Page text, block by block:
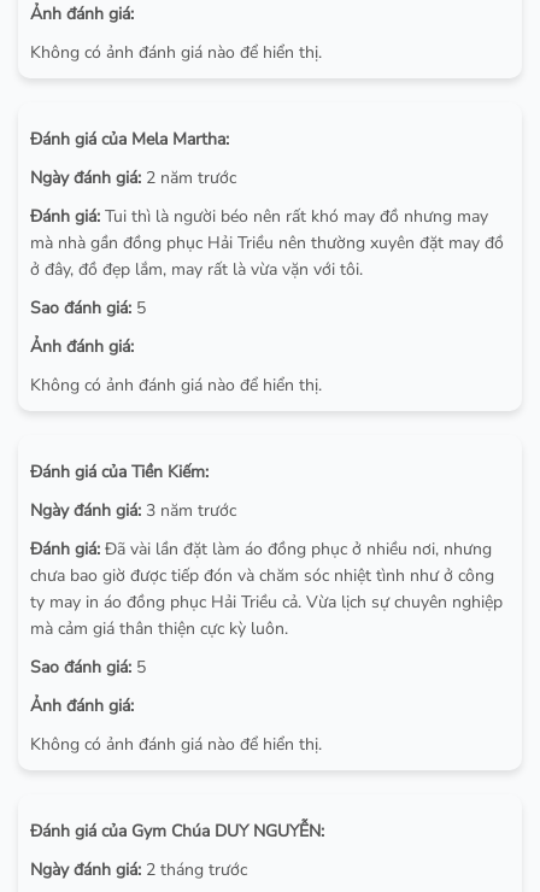
Ảnh đánh giá:
Không có ảnh đánh giá nào để hiển thị.
Đánh giá của Mela Martha:
Ngày đánh giá: 2 năm trước
Đánh giá: Tui thì là người béo nên rất khó may đồ nhưng may
mà nhà gần đồng phục Hải Triều nên thường xuyên đặt may đồ
ở đây, đồ đẹp lắm, may rất là vừa vặn với tôi.
Sao đánh giá: 5
Ảnh đánh giá:
Không có ảnh đánh giá nào để hiển thị.
Đánh giá của Tiền Kiếm:
Ngày đánh giá: 3 năm trước
Đánh giá: Đã vài lần đặt làm áo đồng phục ở nhiều nơi, nhưng
chưa bao giờ được tiếp đón và chăm sóc nhiệt tình như ở công
ty may in áo đồng phục Hải Triều cả. Vừa lịch sự chuyên nghiệp
mà cảm giá thân thiện cực kỳ luôn.
Sao đánh giá: 5
Ảnh đánh giá:
Không có ảnh đánh giá nào để hiển thị.
Đánh giá của Gym Chúa DUY NGUYỄN:
Ngày đánh giá: 2 tháng trước